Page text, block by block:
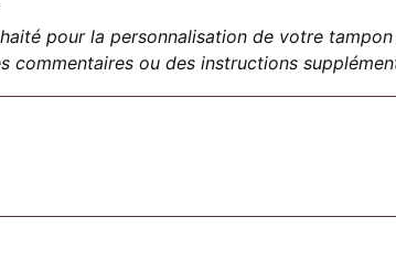
pour la personnalisation de votre
commentaires ou des instructions